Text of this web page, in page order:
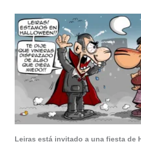
Leiras está invitado a una fiesta de